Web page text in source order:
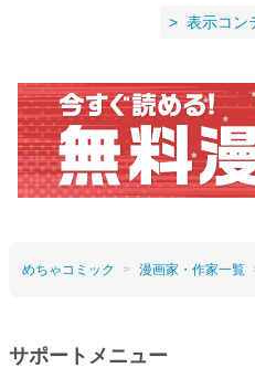
表示コン
めちゃコミック 漫画家・作家一覧
サポートメニュー